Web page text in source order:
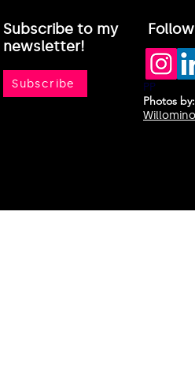
Subscribe to my
newsletter!
Subscribe
PP
Photos by: